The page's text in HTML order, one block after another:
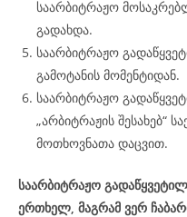
საარბიტრაჟო
გადახდა.
საარბიტრაჟო
გამოტანის მომენტიდან.
საარბიტრაჟო
„არბიტრაჟის შესახებ“
მოთხოვნათა დაცვით.
საარბიტრაჟო
ერთხელ, მაგრამ ვერ